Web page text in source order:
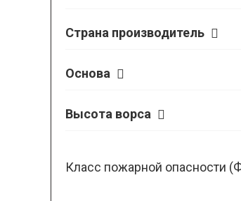
Страна производитель
Основа
Высота ворса
Класс пожарной опасности